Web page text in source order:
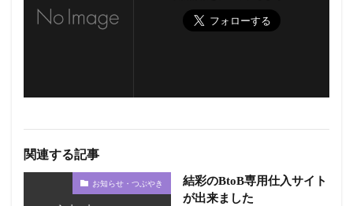
関連する記事
お知らせ・つぶやき
結彩のBtoB専用仕入サイト
が出来ました